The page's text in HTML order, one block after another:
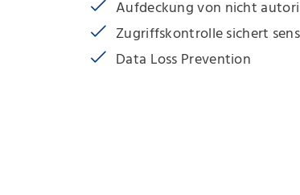
Aufdeckung von nicht
Zugriffskontrolle sichert
Data Loss Prevention